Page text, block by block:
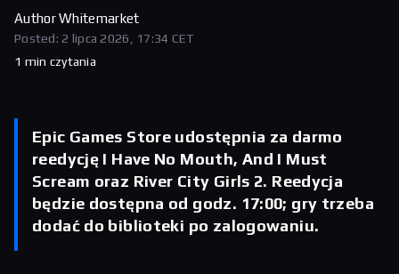
AuthorWhitemarket
Posted: 2 lipca 2026, 17:34 CET
1 min czytania
Epic Games Store udostępnia za darmo
reedycję I Have No Mouth, And I Must
Scream oraz River City Girls 2. Reedycja
będzie dostępna od godz. 17:00; gry trzeba
dodać do biblioteki po zalogowaniu.